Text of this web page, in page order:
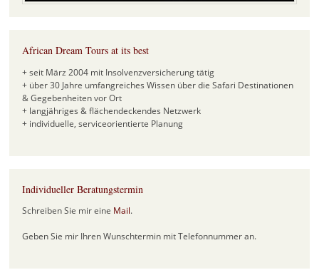
African Dream Tours at its best
+ seit März 2004 mit Insolvenzversicherung tätig
+ über 30 Jahre umfangreiches Wissen über die Safari Destinationen
& Gegebenheiten vor Ort
+ langjähriges & flächendeckendes Netzwerk
+ individuelle, serviceorientierte Planung
Individueller Beratungstermin
Schreiben Sie mir eine Mail.
Geben Sie mir Ihren Wunschtermin mit Telefonnummer an.